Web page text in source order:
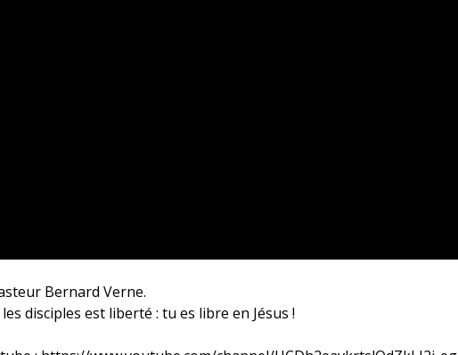
Bernard Verne.
disciples est liberté : tu es libre en Jésus !